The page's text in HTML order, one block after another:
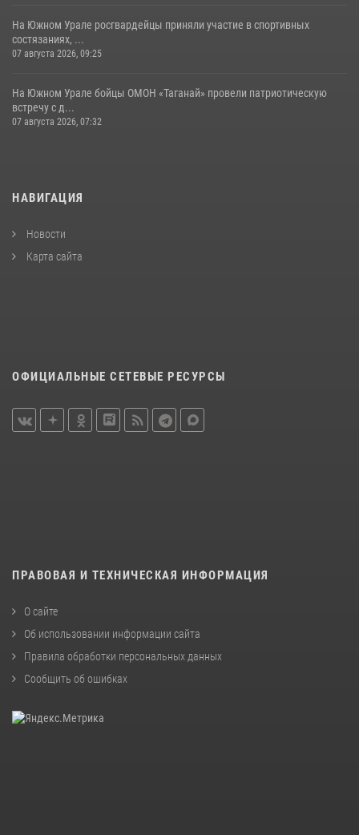
На Южном Урале росгвардейцы приняли участие в спортивных
состязаниях, ...
07 августа 2026, 09:25
На Южном Урале бойцы ОМОН «Таганай» провели патриотическую
встречу с д...
07 августа 2026, 07:32
НАВИГАЦИЯ
Новости
Карта сайта
ОФИЦИАЛЬНЫЕ СЕТЕВЫЕ РЕСУРСЫ
ПРАВОВАЯ И ТЕХНИЧЕСКАЯ ИНФОРМАЦИЯ
О сайте
Об использовании информации сайта
Правила обработки персональных данных
Сообщить об ошибках